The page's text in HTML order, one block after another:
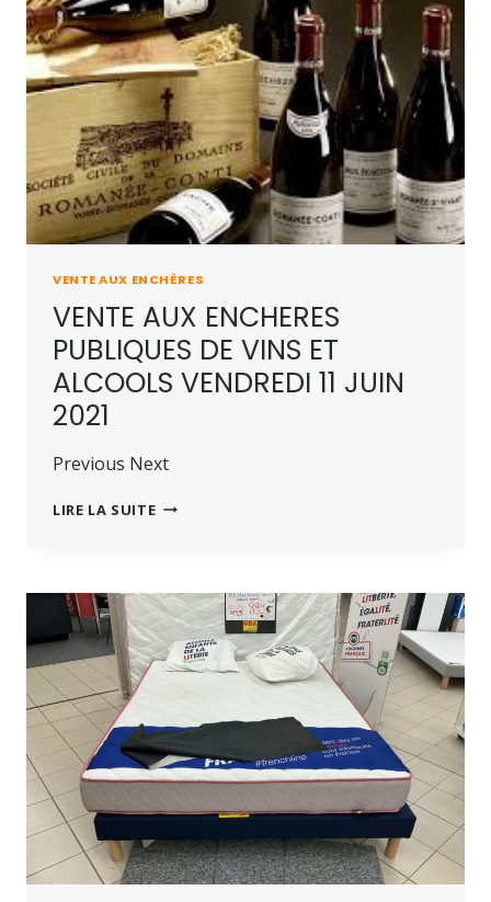
VENTE AUX ENCHÈRES
VENTE AUX ENCHERES
PUBLIQUES DE VINS ET
ALCOOLS VENDREDI 11 JUIN
2021
Previous Next
LIRE LA SUITE